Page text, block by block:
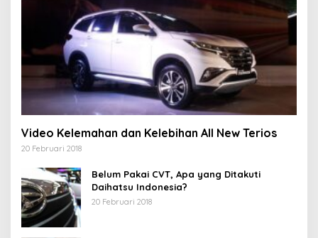
Video Kelemahan dan Kelebihan All New Terios
20 Februari 2018
Belum Pakai CVT, Apa yang Ditakuti
Daihatsu Indonesia?
20 Februari 2018